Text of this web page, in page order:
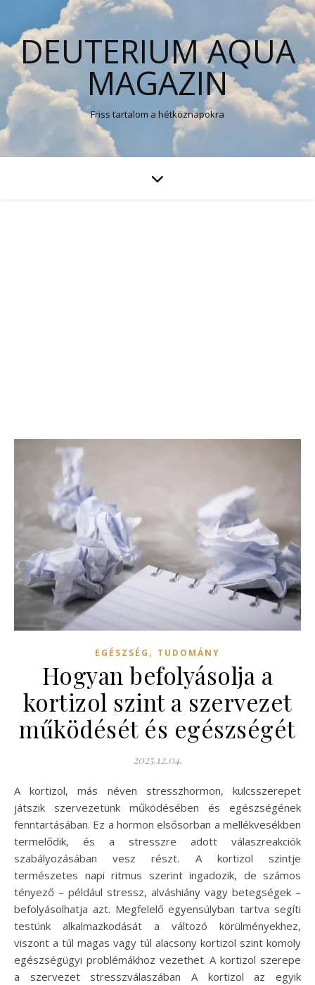
DEUTERIUM AQUA
MAGAZIN
Friss tartalom a hétköznapokra
EGÉSZSÉG , TUDOMÁNY
Hogyan befolyásolja a
kortizol szint a szervezet
működését és egészségét
2025.12.04.
A kortizol, más néven stresszhormon, kulcsszerepet
játszik szervezetünk működésében és egészségének
fenntartásában. Ez a hormon elsősorban a mellékvesékben
termelődik, és a stresszre adott válaszreakciók
szabályozásában vesz részt. A kortizol szintje
természetes napi ritmus szerint ingadozik, de számos
tényező – például stressz, alváshiány vagy betegségek –
befolyásolhatja azt. Megfelelő egyensúlyban tartva segíti
testünk alkalmazkodását a változó körülményekhez,
viszont a túl magas vagy túl alacsony kortizol szint komoly
egészségügyi problémákhoz vezethet. A kortizol szerepe
a szervezet stresszválaszában A kortizol az egyik